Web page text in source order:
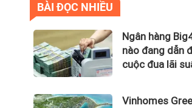
BÀI ĐỌC NHIỀU
Ngân hàng
nào đang dẫn
cuộc đua lãi
Vinhomes